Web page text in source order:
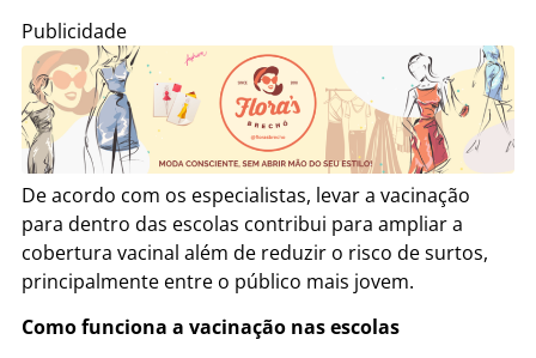
Publicidade
De acordo com os especialistas, levar a vacinação
para dentro das escolas contribui para ampliar a
cobertura vacinal além de reduzir o risco de surtos,
principalmente entre o público mais jovem.
Como funciona a vacinação nas escolas